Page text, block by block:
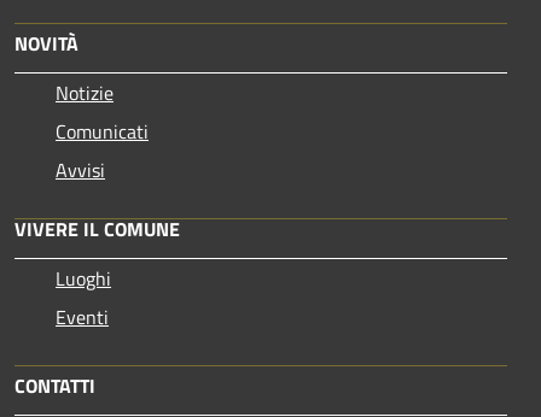
NOVITÀ
Notizie
Comunicati
Avvisi
VIVERE IL COMUNE
Luoghi
Eventi
CONTATTI